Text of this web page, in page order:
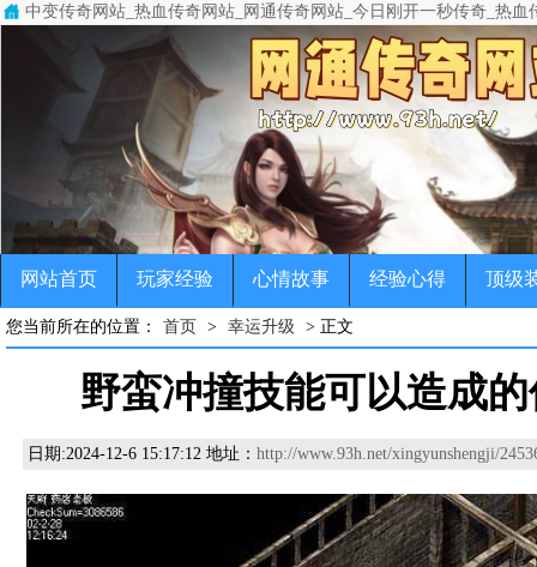
中变传奇网站_热血传奇网站_网通传奇网站_今日刚开一秒传奇_热血
中变传奇网站(www.93h.net)专注于变态传奇,超级变态传奇,超变态传
传奇，变态传奇，单职业传奇，超变传奇，宠物传奇，微变传奇，公益
网站首页 玩家经验 心情故事 经验心得 顶级
您当前所在的位置： 首页 > 幸运升级 > 正文
野蛮冲撞技能可以造成
日期:2024-12-6 15:17:12 地址： http://www.93h.net/xingyunshengji/